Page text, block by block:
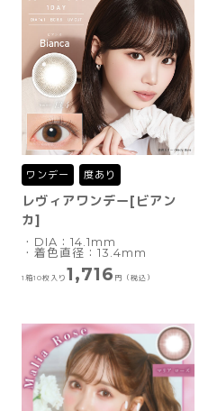
ワンデー 度あり
レヴィアワンデー[ビアン
カ]
・DIA：14.1mm
・着色直径：13.4mm
1箱10枚入り 1,716 円（税込）